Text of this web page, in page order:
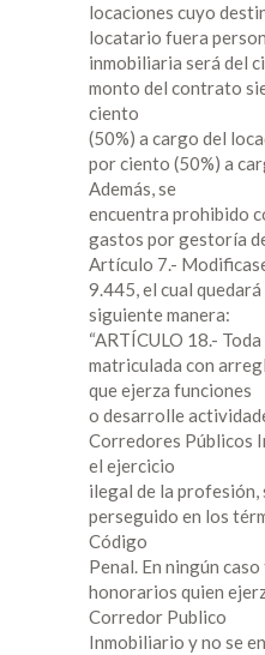
locaciones cuyo
locatario fuera
inmobiliaria será del
monto del contrato
ciento
(50%) a cargo del
por ciento (50%) a
Además, se
encuentra prohibido
gastos por gestoría de
Artículo 7.-
9.445, el cual
siguiente manera:
“ARTÍCULO 18.-
matriculada con
que ejerza funciones
o desarrolle
Corredores Públicos
el ejercicio
ilegal de la profesión,
perseguido en los
Código
Penal. En ningún
honorarios quien
Corredor Publico
Inmobiliario y no se